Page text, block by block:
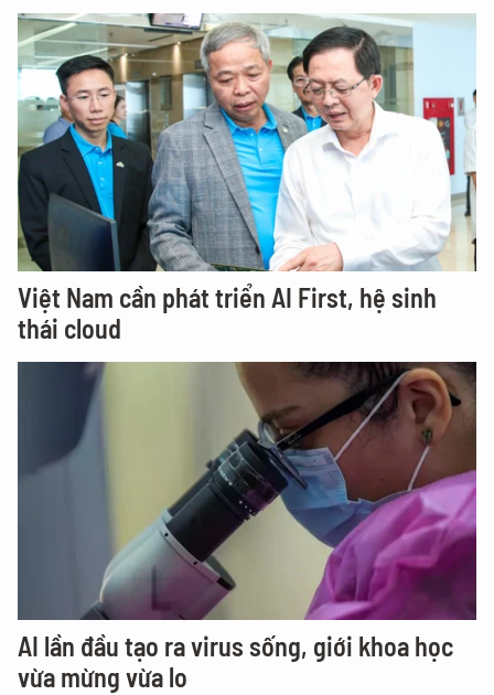
Việt Nam cần phát triển AI First, hệ sinh
thái cloud
AI lần đầu tạo ra virus sống, giới khoa học
vừa mừng vừa lo